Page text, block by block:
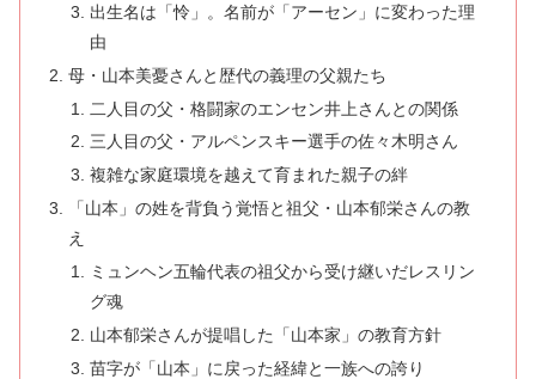
出生名は「怜」。名前が「アーセン」に変わった理
由
母・山本美憂さんと歴代の義理の父親たち
二人目の父・格闘家のエンセン井上さんとの関係
三人目の父・アルペンスキー選手の佐々木明さん
複雑な家庭環境を越えて育まれた親子の絆
「山本」の姓を背負う覚悟と祖父・山本郁栄さんの教
え
ミュンヘン五輪代表の祖父から受け継いだレスリン
グ魂
山本郁栄さんが提唱した「山本家」の教育方針
苗字が「山本」に戻った経緯と一族への誇り